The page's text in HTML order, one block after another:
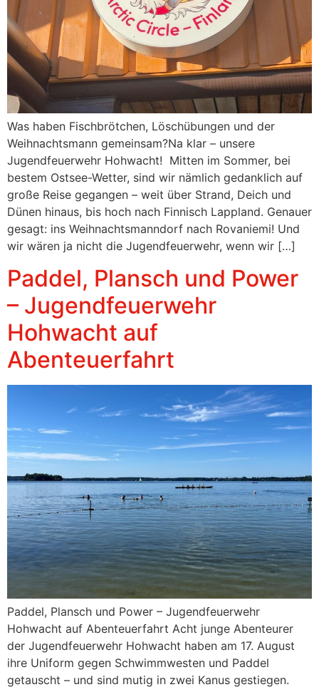
Was haben Fischbrötchen, Löschübungen und der
Weihnachtsmann gemeinsam?Na klar – unsere
Jugendfeuerwehr Hohwacht! Mitten im Sommer, bei
bestem Ostsee-Wetter, sind wir nämlich gedanklich auf
große Reise gegangen – weit über Strand, Deich und
Dünen hinaus, bis hoch nach Finnisch Lappland. Genauer
gesagt: ins Weihnachtsmanndorf nach Rovaniemi! Und
wir wären ja nicht die Jugendfeuerwehr, wenn wir […]
Paddel, Plansch und Power
– Jugendfeuerwehr
Hohwacht auf
Abenteuerfahrt
Paddel, Plansch und Power – Jugendfeuerwehr
Hohwacht auf Abenteuerfahrt Acht junge Abenteurer
der Jugendfeuerwehr Hohwacht haben am 17. August
ihre Uniform gegen Schwimmwesten und Paddel
getauscht – und sind mutig in zwei Kanus gestiegen.